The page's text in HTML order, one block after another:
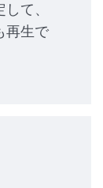
て、
再生で